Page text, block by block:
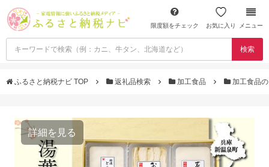
限度額をチェック お気に入り メニュー
検索
ふるさと納税ナビ TOP 返礼品検索 加工食品 加工食品
詳細を見る